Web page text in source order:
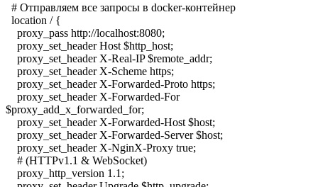
# Отправляем все запросы в docker-контейнер
location / {
proxy_pass http://localhost:8080;
proxy_set_header Host $http_host;
proxy_set_header X-Real-IP $remote_addr;
proxy_set_header X-Scheme https;
proxy_set_header X-Forwarded-Proto https;
proxy_set_header X-Forwarded-For
$proxy_add_x_forwarded_for;
proxy_set_header X-Forwarded-Host $host;
proxy_set_header X-Forwarded-Server $host;
proxy_set_header X-NginX-Proxy true;
# (HTTPv1.1 & WebSocket)
proxy_http_version 1.1;